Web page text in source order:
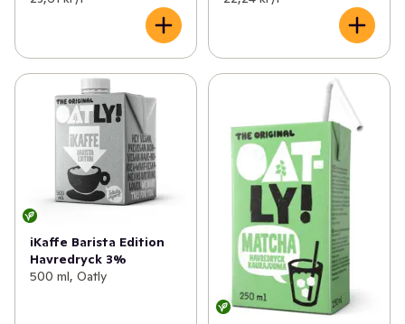
iKaffe Barista Edition
Havredryck 3%
500 ml, Oatly